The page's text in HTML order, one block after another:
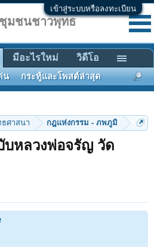
เข้าสู่ระบบหรือลงทะเบียน
ศาสนา กฎแห่งกรรม - ภพภูมิ
หลวงพ่อจรัญ วัด
ชุมชนชาวพุทธ
น กระทู้และโพสต์ล่าสุด
มีอะไรใหม่ วิดีโอ